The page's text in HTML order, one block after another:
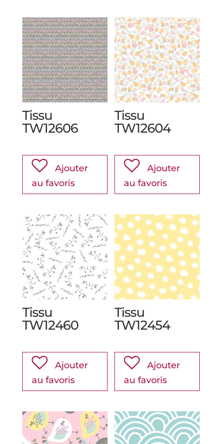
Tissu
TW12606
Ajouter
au favoris
Tissu
TW12604
Ajouter
au favoris
Tissu
TW12460
Ajouter
au favoris
Tissu
TW12454
Ajouter
au favoris